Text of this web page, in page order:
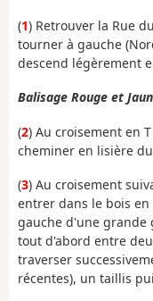
(1) Retrouver la Rue
tourner à gauche
descend légèrement
Balisage Rouge et
(2) Au croisement en
cheminer en lisière
(3) Au croisement
entrer dans le bois
gauche d'une grande
tout d'abord entre
traverser
récentes), un taillis